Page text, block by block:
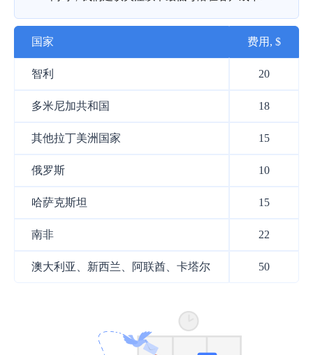
国家 费用, $
智利 20
多米尼加共和国 18
其他拉丁美洲国家 15
俄罗斯 10
哈萨克斯坦 15
南非 22
澳大利亚、新西兰、阿联酋、卡塔尔 50